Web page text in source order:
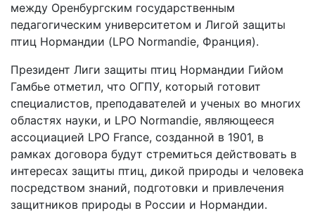
между Оренбургским государственным
педагогическим университетом и Лигой защиты
птиц Нормандии (LPO Normandie, Франция).
Президент Лиги защиты птиц Нормандии Гийом
Гамбье отметил, что ОГПУ, который готовит
специалистов, преподавателей и ученых во многих
областях науки, и LPO Normandie, являющееся
ассоциацией LPO France, созданной в 1901, в
рамках договора будут стремиться действовать в
интересах защиты птиц, дикой природы и человека
посредством знаний, подготовки и привлечения
защитников природы в России и Нормандии.